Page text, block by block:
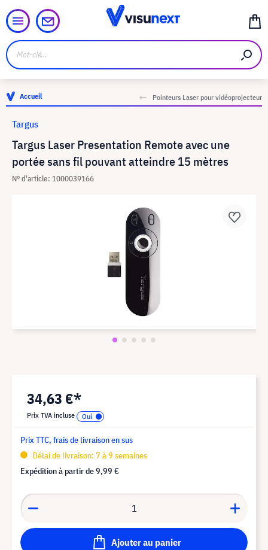
Accueil Pointeurs Laser pour vidéoprojecteur
Targus Laser Presentation Remote avec une
portée sans fil pouvant atteindre 15 mètres
N° d'article: 1000039166
Targus
34,63 €*
Prix TVA incluse
Prix TTC, frais de livraison en sus
Délai de livraison: 7 à 9 semaines
Expédition à partir de9,99 €
Ajouter au panier